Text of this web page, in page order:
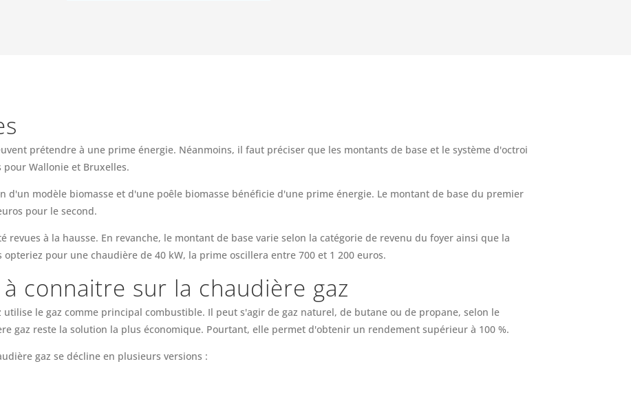
prétendre à une prime énergie. Néanmoins, il faut préciser que les montants de base et le système d'octroi
Wallonie et Bruxelles.
d'un modèle biomasse et d'une poêle biomasse bénéficie d'une prime énergie. Le montant de base du premier
pour le second.
revues à la hausse. En revanche, le montant de base varie selon la catégorie de revenu du foyer ainsi que la
pour une chaudière de 40 kW, la prime oscillera entre 700 et 1 200 euros.
connaitre sur la chaudière gaz
le gaz comme principal combustible. Il peut s'agir de gaz naturel, de butane ou de propane, selon le
gaz reste la solution la plus économique. Pourtant, elle permet d'obtenir un rendement supérieur à 100 %.
gaz se décline en plusieurs versions :